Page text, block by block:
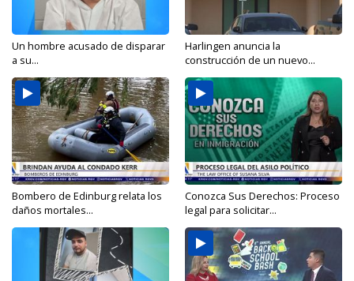
Un hombre acusado de disparar
a su...
Harlingen anuncia la
construcción de un nuevo...
Bombero de Edinburg relata los
daños mortales...
Conozca Sus Derechos: Proceso
legal para solicitar...